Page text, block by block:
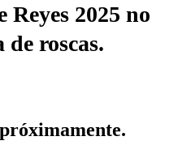
Reyes 2025 no
roscas.